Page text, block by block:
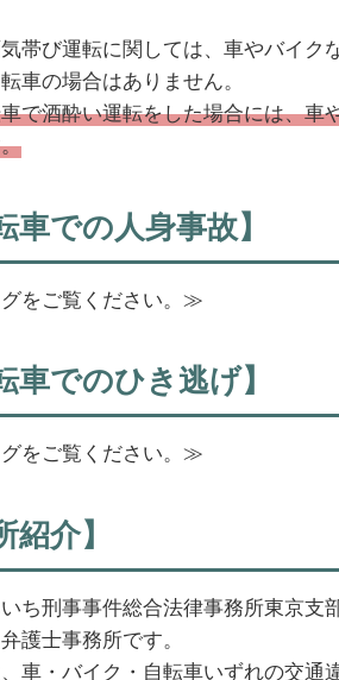
帯び運転に関しては、車やバイク
車の場合はありません。
で酒酔い運転をした場合には、車
車での人身事故】
をご覧ください。≫
車でのひき逃げ】
をご覧ください。≫
紹介】
ち刑事事件総合法律事務所東京支
護士事務所です。
車・バイク・自転車いずれの交